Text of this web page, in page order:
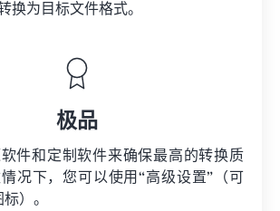
换为目标文件格式。
极品
件和定制软件来确保最高的转换质
况下，您可以使用“高级设置”（可
）。